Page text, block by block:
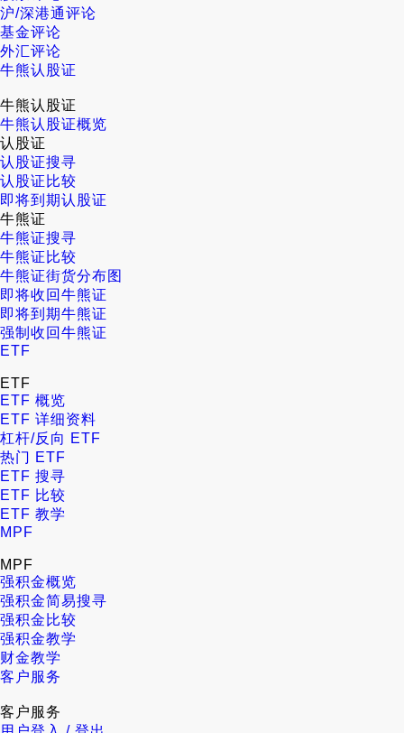
沪/深港通评论
基金评论
外汇评论
牛熊认股证
牛熊认股证
牛熊认股证概览
认股证
认股证搜寻
认股证比较
即将到期认股证
牛熊证
牛熊证搜寻
牛熊证比较
牛熊证街货分布图
即将收回牛熊证
即将到期牛熊证
强制收回牛熊证
ETF
ETF
ETF 概览
ETF 详细资料
杠杆/反向 ETF
热门 ETF
ETF 搜寻
ETF 比较
ETF 教学
MPF
MPF
强积金概览
强积金简易搜寻
强积金比较
强积金教学
财金教学
客户服务
客户服务